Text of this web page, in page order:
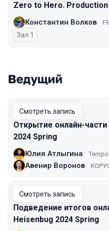
Zero to Hero. Production
Константин Волков
Зал 1
Ведущий
Смотреть запись
Открытие онлайн-
2024 Spring
Юлия Атлыгина Tempo
Авенир Воронов
Смотреть запись
Подведение итогов
Heisenbug 2024 Spring